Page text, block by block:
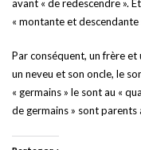
avant « de redescendre ».
« montante et descendante
Par conséquent, un frère
un neveu et son oncle, le
« germains » le sont au «
de germains » sont